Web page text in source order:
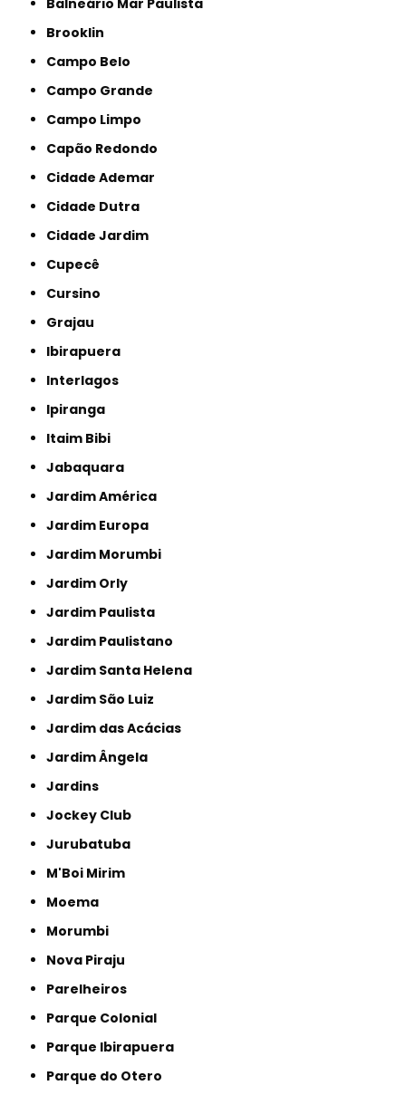
Balneário Mar Paulista
Brooklin
Campo Belo
Campo Grande
Campo Limpo
Capão Redondo
Cidade Ademar
Cidade Dutra
Cidade Jardim
Cupecê
Cursino
Grajau
Ibirapuera
Interlagos
Ipiranga
Itaim Bibi
Jabaquara
Jardim América
Jardim Europa
Jardim Morumbi
Jardim Orly
Jardim Paulista
Jardim Paulistano
Jardim Santa Helena
Jardim São Luiz
Jardim das Acácias
Jardim Ângela
Jardins
Jockey Club
Jurubatuba
M'Boi Mirim
Moema
Morumbi
Nova Piraju
Parelheiros
Parque Colonial
Parque Ibirapuera
Parque do Otero